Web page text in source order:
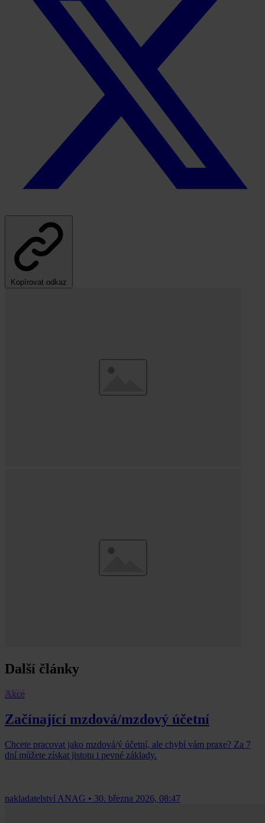
Kopírovat odkaz
Další články
Akce
Začínající mzdová/mzdový účetní
Chcete pracovat jako mzdová/ý účetní, ale chybí vám praxe? Za 7
dní můžete získat jistotu i pevné základy.
nakladatelství ANAG • 30. března 2026, 08:47